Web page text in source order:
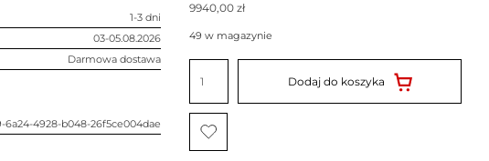
1-3 dni
03-05.08.2026
Darmowa dostawa
6a24-4928-b048-26f5ce004dae
9940,00 zł
49 w magazynie
ilość
Kominek
Wkład
kominkowy
z
płaszczem
wodnym
Lucy
Dodaj do koszyka